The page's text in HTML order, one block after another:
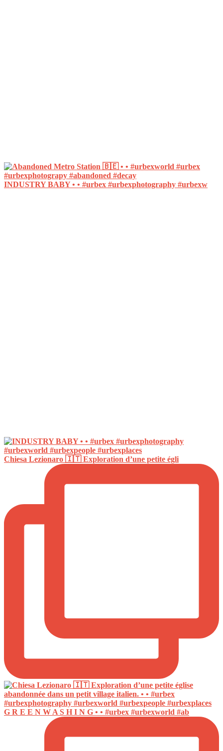
INDUSTRY BABY • • #urbex #urbexphotography #urbexw
Chiesa Lezionaro 🇮🇹 Exploration d’une petite égli
G R E E N W A S H I N G • • #urbex #urbexworld #ab